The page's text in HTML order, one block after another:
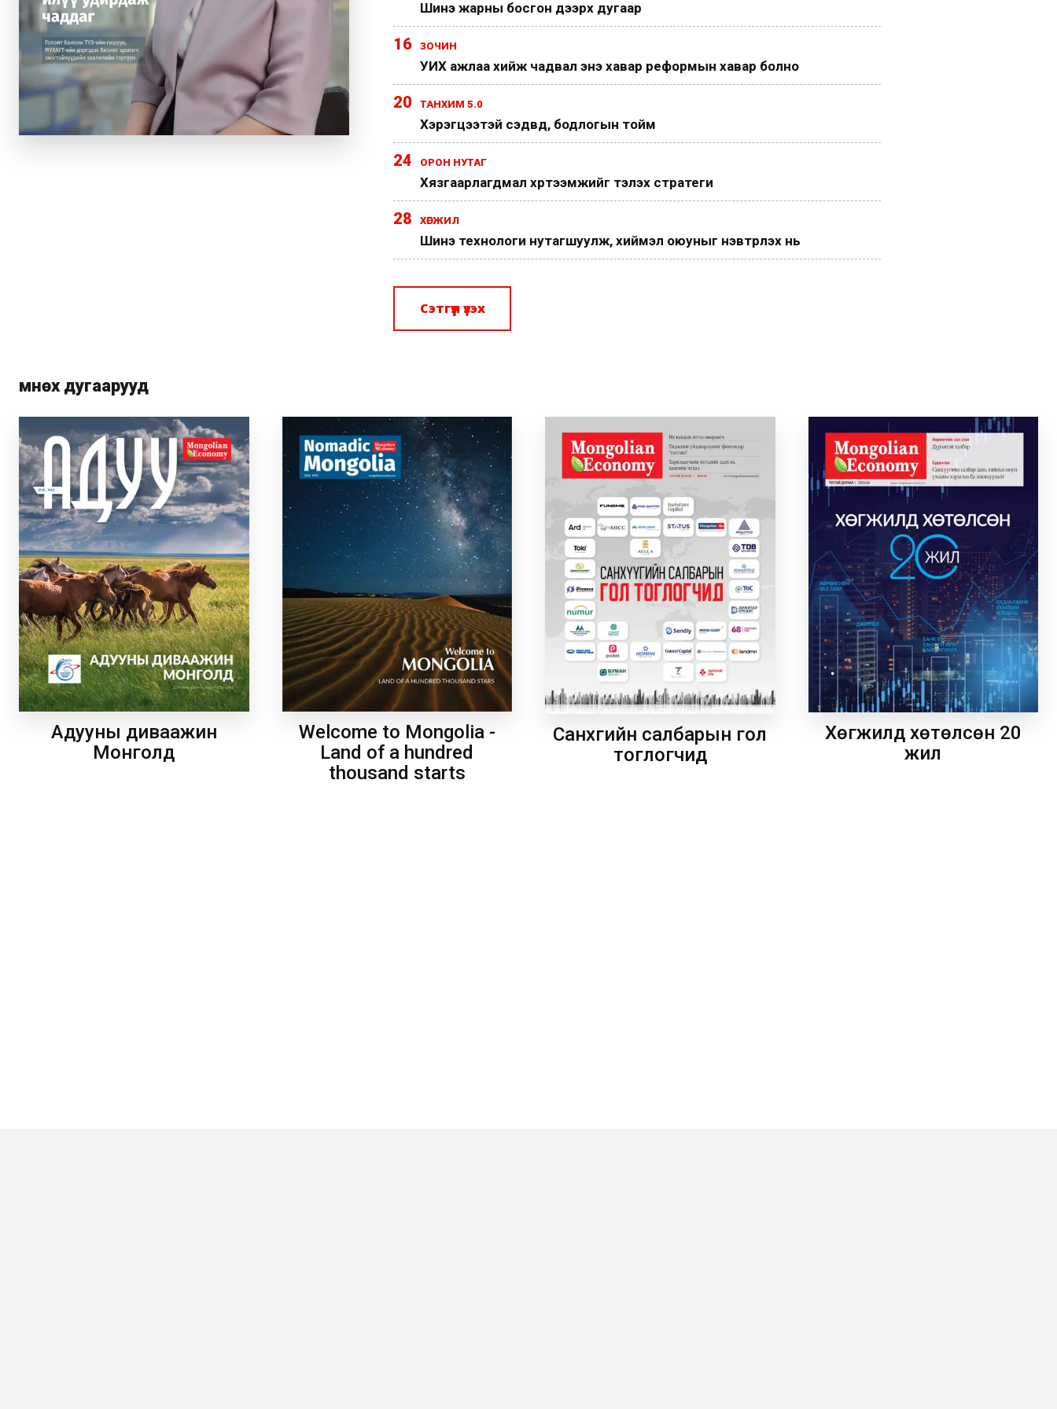
Шинэ жарны босгон дээрх дугаар
16 ЗОЧИН
УИХ ажлаа хийж чадвал энэ хавар реформын хавар болно
20 ТАНХИМ 5.0
Хэрэгцээтэй сэдвүүд, бодлогын тойм
24 ОРОН НУТАГ
Хязгаарлагдмал хүртээмжийг тэлэх стратеги
28 ХӨГЖИЛ
Шинэ технологи нутагшуулж, хиймэл оюуныг нэвтрүүлэх нь
Сэтгүүл үзэх
Өмнөх дугаарууд
Адууны диваажин
Монголд
Welcome to Mongolia -
Land of a hundred
thousand starts
Санхүүгийн салбарын гол
тоглогчид
Хөгжилд хөтөлсөн 20
жил